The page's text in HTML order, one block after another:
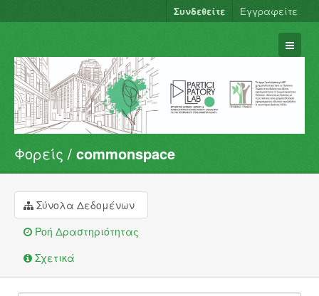
Συνδεθείτε Εγγραφείτε
Σύνολα Δεδομένων
Φορείς
Ομάδες
Σχετικά
Φορείς commonspace
Σύνολα Δεδομένων
Ροή Δραστηριότητας
Σχετικά